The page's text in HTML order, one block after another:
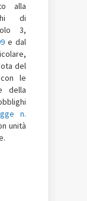
alla
di
3,
e dal
del
le
della
n.
unità